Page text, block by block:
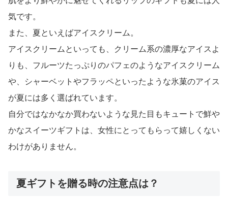
気です。
また、夏といえばアイスクリーム。
アイスクリームといっても、クリーム系の濃厚なアイスよ
りも、フルーツたっぷりのパフェのようなアイスクリーム
や、シャーベットやフラッペといったような氷菓のアイス
が夏には多く選ばれています。
自分ではなかなか買わないような見た目もキュートで鮮や
かなスイーツギフトは、女性にとってもらって嬉しくない
わけがありません。
夏ギフトを贈る時の注意点は？